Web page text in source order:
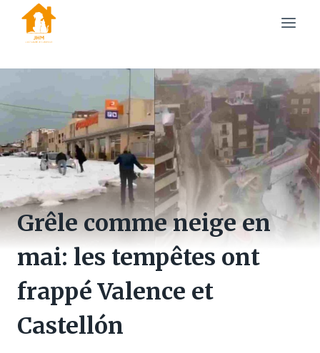
content
Grêle comme neige en
mai: les tempêtes ont
frappé Valence et
Castellón